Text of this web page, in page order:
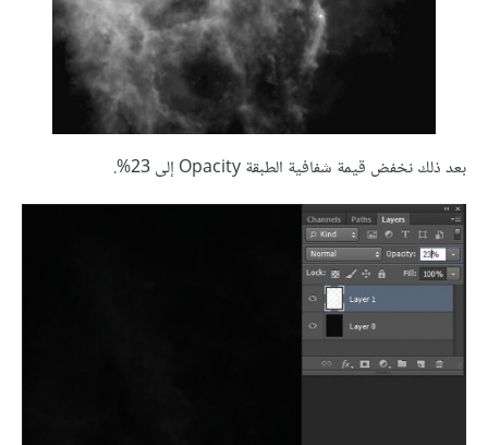
بعد ذلك نخفض قيمة شفافية الطبقة Opacity إلى 23%.